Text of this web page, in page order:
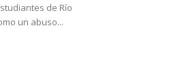
de Río
un abuso...